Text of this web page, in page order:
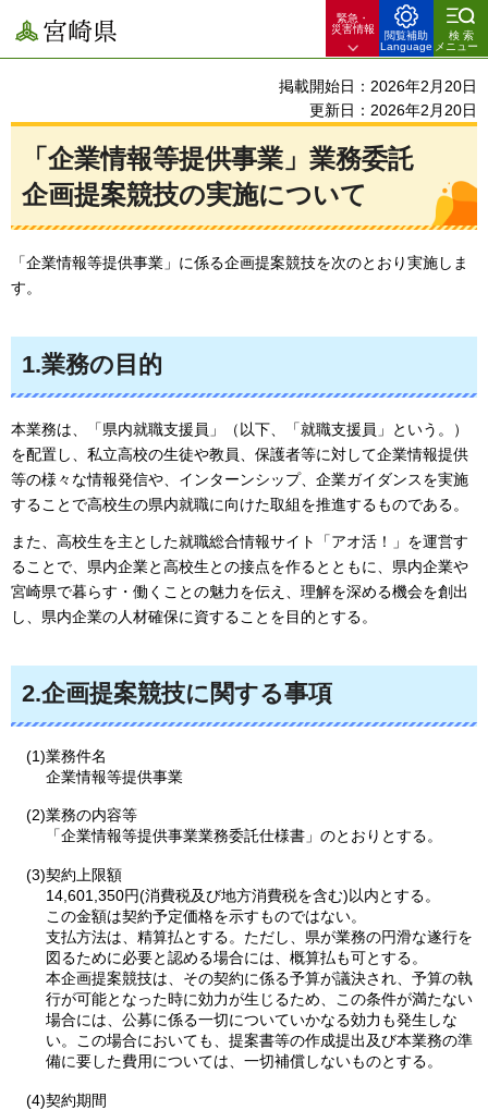
宮崎県
緊急・
災害情報
閲覧補助
Language
検索
メニュー
掲載開始日：2026年2月20日
更新日：2026年2月20日
「企業情報等提供事業」業務委託
企画提案競技の実施について
「企業情報等提供事業」に係る企画提案競技を次のとおり実施しま
す。
1.業務の目的
本業務は、「県内就職支援員」（以下、「就職支援員」という。）
を配置し、私立高校の生徒や教員、保護者等に対して企業情報提供
等の様々な情報発信や、インターンシップ、企業ガイダンスを実施
することで高校生の県内就職に向けた取組を推進するものである。
また、高校生を主とした就職総合情報サイト「アオ活！」を運営す
ることで、県内企業と高校生との接点を作るとともに、県内企業や
宮崎県で暮らす・働くことの魅力を伝え、理解を深める機会を創出
し、県内企業の人材確保に資することを目的とする。
2.企画提案競技に関する事項
(1)業務件名
企業情報等提供事業
(2)業務の内容等
「企業情報等提供事業業務委託仕様書」のとおりとする。
(3)契約上限額
14,601,350円(消費税及び地方消費税を含む)以内とする。
この金額は契約予定価格を示すものではない。
支払方法は、精算払とする。ただし、県が業務の円滑な遂行を
図るために必要と認める場合には、概算払も可とする。
本企画提案競技は、その契約に係る予算が議決され、予算の執
行が可能となった時に効力が生じるため、この条件が満たない
場合には、公募に係る一切についていかなる効力も発生しな
い。この場合においても、提案書等の作成提出及び本業務の準
備に要した費用については、一切補償しないものとする。
(4)契約期間